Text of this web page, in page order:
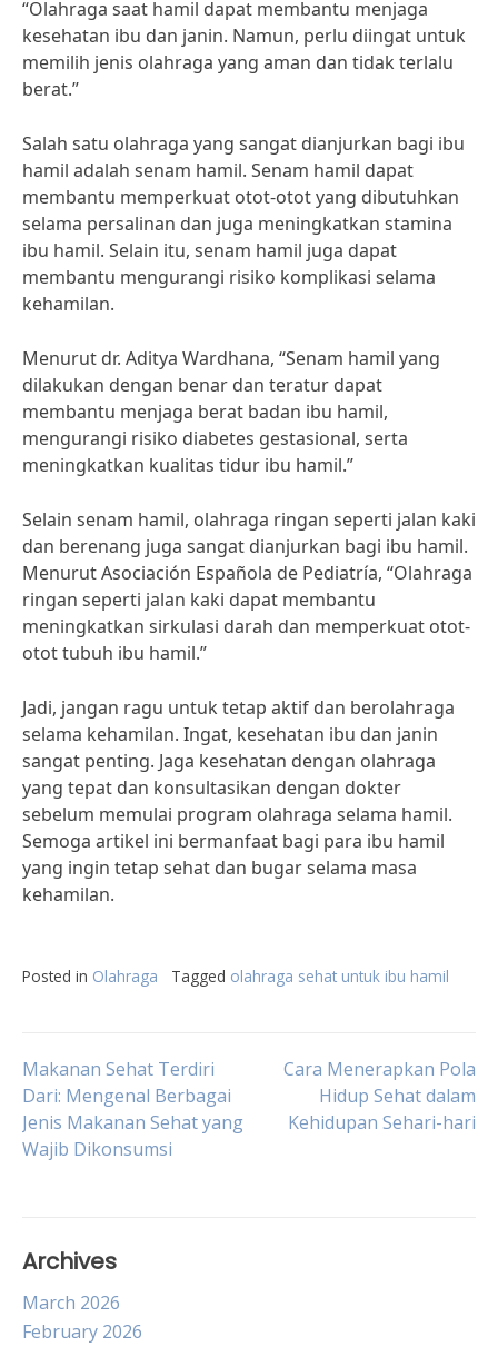
“Olahraga saat hamil dapat membantu menjaga
kesehatan ibu dan janin. Namun, perlu diingat untuk
memilih jenis olahraga yang aman dan tidak terlalu
berat.”
Salah satu olahraga yang sangat dianjurkan bagi ibu
hamil adalah senam hamil. Senam hamil dapat
membantu memperkuat otot-otot yang dibutuhkan
selama persalinan dan juga meningkatkan stamina
ibu hamil. Selain itu, senam hamil juga dapat
membantu mengurangi risiko komplikasi selama
kehamilan.
Menurut dr. Aditya Wardhana, “Senam hamil yang
dilakukan dengan benar dan teratur dapat
membantu menjaga berat badan ibu hamil,
mengurangi risiko diabetes gestasional, serta
meningkatkan kualitas tidur ibu hamil.”
Selain senam hamil, olahraga ringan seperti jalan kaki
dan berenang juga sangat dianjurkan bagi ibu hamil.
Menurut Asociación Española de Pediatría, “Olahraga
ringan seperti jalan kaki dapat membantu
meningkatkan sirkulasi darah dan memperkuat otot-
otot tubuh ibu hamil.”
Jadi, jangan ragu untuk tetap aktif dan berolahraga
selama kehamilan. Ingat, kesehatan ibu dan janin
sangat penting. Jaga kesehatan dengan olahraga
yang tepat dan konsultasikan dengan dokter
sebelum memulai program olahraga selama hamil.
Semoga artikel ini bermanfaat bagi para ibu hamil
yang ingin tetap sehat dan bugar selama masa
kehamilan.
Posted in Olahraga Tagged olahraga sehat untuk ibu hamil
Post
navigation
Makanan Sehat Terdiri
Dari: Mengenal Berbagai
Jenis Makanan Sehat yang
Wajib Dikonsumsi
Cara Menerapkan Pola
Hidup Sehat dalam
Kehidupan Sehari-hari
Archives
March 2026
February 2026